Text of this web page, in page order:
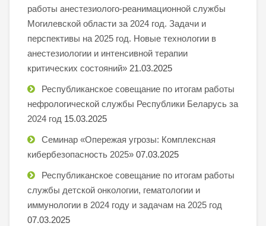
работы анестезиолого-реанимационной службы
Могилевской области за 2024 год. Задачи и
перспективы на 2025 год. Новые технологии в
анестезиологии и интенсивной терапии
критических состояний» 21.03.2025
Республиканское совещание по итогам работы
нефрологической службы Республики Беларусь за
2024 год 15.03.2025
Семинар «Опережая угрозы: Комплексная
кибербезопасность 2025» 07.03.2025
Республиканское совещание по итогам работы
службы детской онкологии, гематологии и
иммунологии в 2024 году и задачам на 2025 год
07.03.2025